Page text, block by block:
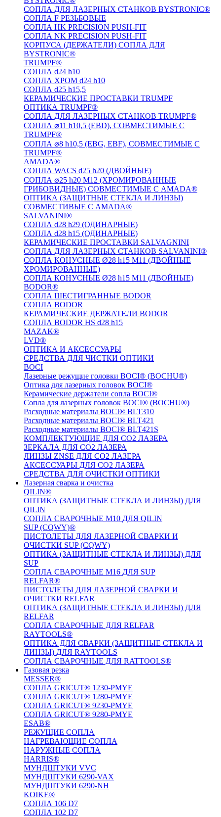
СОПЛА ДЛЯ ЛАЗЕРНЫХ СТАНКОВ BYSTRONIC®
СОПЛА F РЕЗЬБОВЫЕ
СОПЛА HK PRECISION PUSH-FIT
СОПЛА NK PRECISION PUSH-FIT
КОРПУСА (ДЕРЖАТЕЛИ) СОПЛА ДЛЯ
BYSTRONIC®
TRUMPF®
СОПЛА d24 h10
СОПЛА ХРОМ d24 h10
СОПЛА d25 h15,5
КЕРАМИЧЕСКИЕ ПРОСТАВКИ TRUMPF
ОПТИКА TRUMPF®
СОПЛА ДЛЯ ЛАЗЕРНЫХ СТАНКОВ TRUMPF®
СОПЛА ⌀11 h10,5 (EBD), СОВМЕСТИМЫЕ С
TRUMPF®
СОПЛА ⌀8 h10,5 (EBG, EBF), СОВМЕСТИМЫЕ С
TRUMPF®
AMADA®
СОПЛА WACS d25 h20 (ДВОЙНЫЕ)
СОПЛА ⌀25 h20 M12 (ХРОМИРОВАННЫЕ
ГРИБОВИДНЫЕ) СОВМЕСТИМЫЕ С AMADA®
ОПТИКА (ЗАЩИТНЫЕ СТЕКЛА И ЛИНЗЫ)
СОВМЕСТИВЫЕ С AMADA®
SALVANINI®
СОПЛА d28 h29 (ОДИНАРНЫЕ)
СОПЛА d28 h15 (ОДИНАРНЫЕ)
КЕРАМИЧЕСКИЕ ПРОСТАВКИ SALVAGNINI
СОПЛА ДЛЯ ЛАЗЕРНЫХ СТАНКОВ SALVANINI®
СОПЛА КОНУСНЫЕ Ø28 h15 M11 (ДВОЙНЫЕ
ХРОМИРОВАННЫЕ)
СОПЛА КОНУСНЫЕ Ø28 h15 M11 (ДВОЙНЫЕ)
BODOR®
СОПЛА ШЕСТИГРАННЫЕ BODOR
СОПЛА BODOR
КЕРАМИЧЕСКИЕ ДЕРЖАТЕЛИ BODOR
СОПЛА BODOR HS d28 h15
MAZAK®
LVD®
ОПТИКА И АКСЕССУАРЫ
СРЕДСТВА ДЛЯ ЧИСТКИ ОПТИКИ
BOCI
Лазерные режущие головки BOCI® (BOCHU®)
Оптика для лазерных головок BOCI®
Керамические держатели сопла BOCI®
Сопла для лазерных головок BOCI® (BOCHU®)
Расходные материалы BOCI® BLT310
Расходные материалы BOCI® BLT421
Расходные материалы BOCI® BLT421S
КОМПЛЕКТУЮЩИЕ ДЛЯ CO2 ЛАЗЕРА
ЗЕРКАЛА ДЛЯ CO2 ЛАЗЕРА
ЛИНЗЫ ZNSE ДЛЯ CO2 ЛАЗЕРА
АКСЕССУАРЫ ДЛЯ CO2 ЛАЗЕРА
СРЕДСТВА ДЛЯ ОЧИСТКИ ОПТИКИ
Лазерная сварка и очистка
QILIN®
ОПТИКА (ЗАЩИТНЫЕ СТЕКЛА И ЛИНЗЫ) ДЛЯ
QILIN
СОПЛА СВАРОЧНЫЕ M10 ДЛЯ QILIN
SUP (CQWY)®
ПИСТОЛЕТЫ ДЛЯ ЛАЗЕРНОЙ СВАРКИ И
ОЧИСТКИ SUP (CQWY)
ОПТИКА (ЗАЩИТНЫЕ СТЕКЛА И ЛИНЗЫ) ДЛЯ
SUP
СОПЛА СВАРОЧНЫЕ M16 ДЛЯ SUP
RELFAR®
ПИСТОЛЕТЫ ДЛЯ ЛАЗЕРНОЙ СВАРКИ И
ОЧИСТКИ RELFAR
ОПТИКА (ЗАЩИТНЫЕ СТЕКЛА И ЛИНЗЫ) ДЛЯ
RELFAR
СОПЛА СВАРОЧНЫЕ ДЛЯ RELFAR
RAYTOOLS®
ОПТИКА ДЛЯ СВАРКИ (ЗАЩИТНЫЕ СТЕКЛА И
ЛИНЗЫ) ДЛЯ RAYTOOLS
СОПЛА СВАРОЧНЫЕ ДЛЯ RATTOOLS®
Газовая резка
MESSER®
СОПЛА GRICUT® 1230-PMYE
СОПЛА GRICUT® 1280-PMYE
СОПЛА GRICUT® 9230-PMYE
СОПЛА GRICUT® 9280-PMYE
ESAB®
РЕЖУЩИЕ СОПЛА
НАГРЕВАЮЩИЕ СОПЛА
НАРУЖНЫЕ СОПЛА
HARRIS®
МУНДШТУКИ VVC
МУНДШТУКИ 6290-VAX
МУНДШТУКИ 6290-NH
KOIKE®
СОПЛА 106 D7
СОПЛА 102 D7